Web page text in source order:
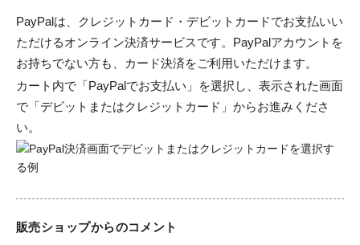
PayPalは、クレジットカード・デビットカードでお支払いい
ただけるオンライン決済サービスです。PayPalアカウントを
お持ちでない方も、カード決済をご利用いただけます。
カート内で「PayPalでお支払い」を選択し、表示された画面
で「デビットまたはクレジットカード」からお進みくださ
い。
販売ショップからのコメント